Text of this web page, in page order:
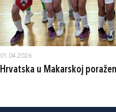
01.04.2026.
Hrvatska u Makarskoj